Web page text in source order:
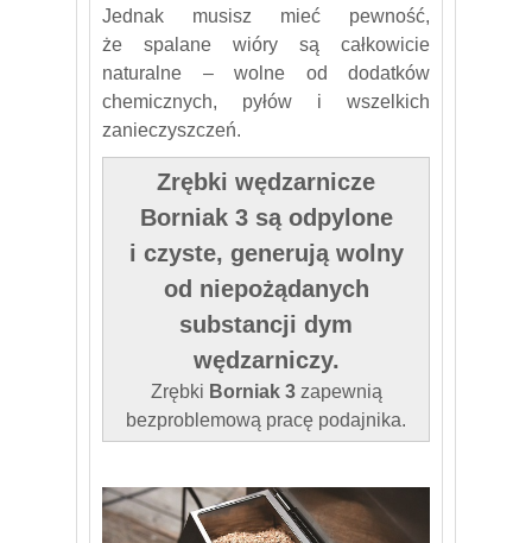
Jednak musisz mieć pewność,
że spalane wióry są całkowicie
naturalne – wolne od dodatków
chemicznych, pyłów i wszelkich
zanieczyszczeń.
Zrębki wędzarnicze
Borniak 3 są odpylone
i czyste, generują wolny
od niepożądanych
substancji dym
wędzarniczy.
Zrębki Borniak 3 zapewnią
bezproblemową pracę podajnika.